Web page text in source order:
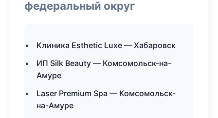
федеральный округ
Клиника Esthetic Luxe — Хабаровск
ИП Silk Beauty — Комсомольск-на-
Амуре
Laser Premium Spa — Комсомольск-
на-Амуре